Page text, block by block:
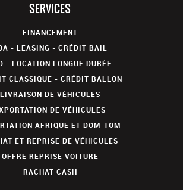
SERVICES
FINANCEMENT
- LEASING - CRÉDIT BAIL
- LOCATION LONGUE DURÉE
CLASSIQUE - CRÉDIT BALLON
LIVRAISON DE VÉHICULES
DE VÉHICULES
AFRIQUE ET DOM-TOM
ET REPRISE DE VÉHICULES
OFFRE REPRISE VOITURE
RACHAT CASH